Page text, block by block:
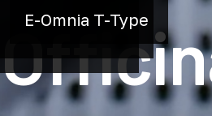
E-Omnia T-Type